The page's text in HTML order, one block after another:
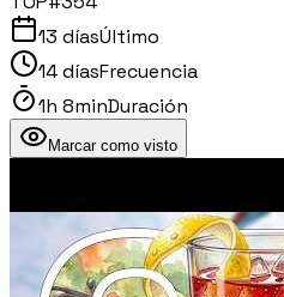
13 díasÚltimo
14 díasFrecuencia
1h 8minDuración
Marcar como visto